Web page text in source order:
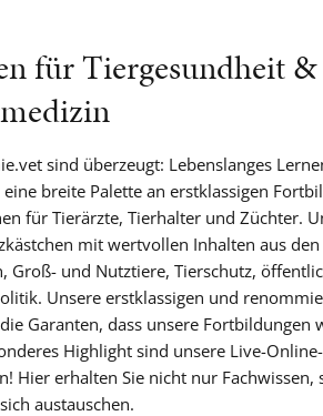
für Tiergesundheit &
sind überzeugt: Lebenslanges
breite Palette an erstklassigen
für Tierärzte, Tierhalter und Züchter.
mit wertvollen Inhalten aus
Groß- und Nutztiere, Tierschutz,
Unsere erstklassigen und
Garanten, dass unsere Fortbildungen
Highlight sind unsere Live-
Hier erhalten Sie nicht nur Fachwissen,
austauschen.